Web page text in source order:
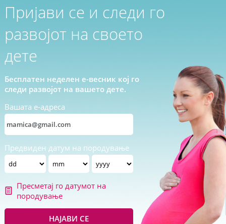
Пријави се и следи го
развојот на своето
дете
Бесплатен неделен е-весник кој го
следи развојот на вашето дете.
Вашата е-адреса
Предвиден датум на породување
Пресметај го датумот на
породување
НАЈАВИ СЕ